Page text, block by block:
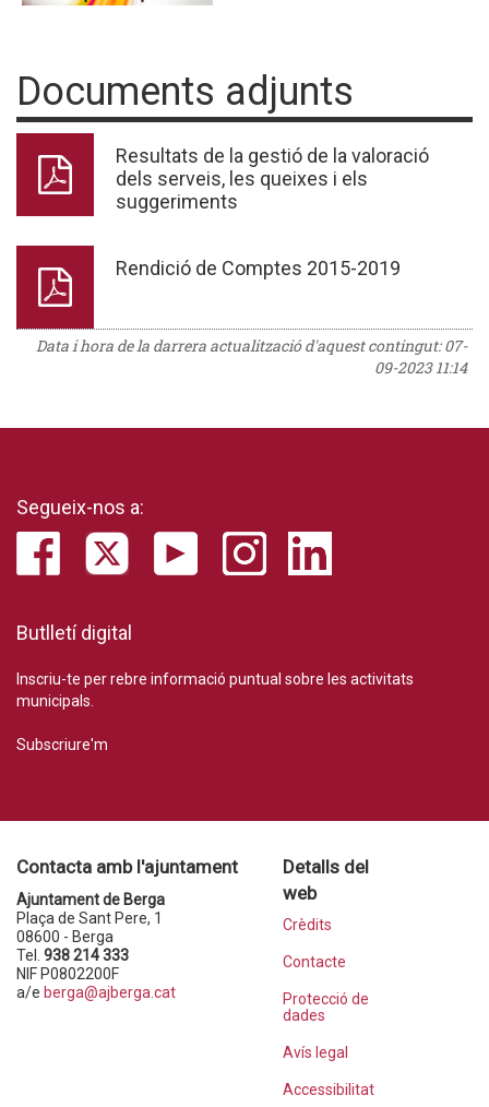
Documents adjunts
Resultats de la gestió de la valoració
dels serveis, les queixes i els
suggeriments
Rendició de Comptes 2015-2019
Data i hora de la darrera actualització d'aquest contingut:07-
09-2023 11:14
Segueix-nos a:
Butlletí digital
Inscriu-te per rebre informació puntual sobre les activitats
municipals.
Subscriure'm
Contacta amb l'ajuntament
Ajuntament de Berga
Plaça de Sant Pere, 1
08600 - Berga
Tel. 938 214 333
NIF P0802200F
a/e berga@ajberga.cat
Detalls del
web
Crèdits
Contacte
Protecció de
dades
Avís legal
Accessibilitat